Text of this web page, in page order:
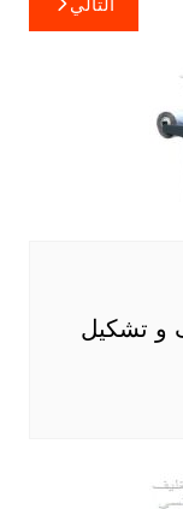
التالي
و تشكيل